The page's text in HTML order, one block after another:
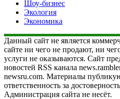
Шоу-бизнес
Экология
Экономика
Данный сайт не является
сайте ни чего не продают, ни
услуги не оказываются. Сайт
новостей RSS канала
newsru.com. Материалы
ответственность за
Администрация сайта не несёт.